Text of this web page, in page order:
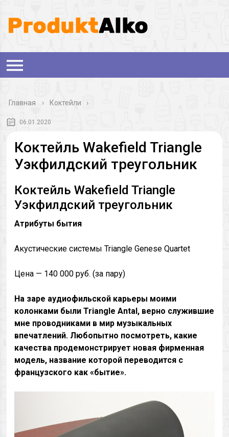
Главная › Коктейли
06.01.2020
Коктейль Wakefield Triangle
Уэкфилдский треугольник
Коктейль Wakefield Triangle
Уэкфилдский треугольник
Атрибуты бытия
Акустические системы Triangle Genese Quartet
Цена — 140 000 руб. (за пару)
На заре аудиофильской карьеры моими
колонками были Triangle Antal, верно служившие
мне проводниками в мир музыкальных
впечатлений. Любопытно посмотреть, какие
качества продемонстрирует новая фирменная
модель, название которой переводится с
французского как «бытие».